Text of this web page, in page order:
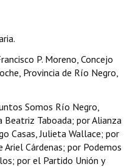
Registro
P. Moreno, Concejo
Provincia de Río Negro,
Somos Río Negro,
Beatriz Taboada; por Alianza
Casas, Julieta Wallace; por
Ariel Cárdenas; por Podemos
por el Partido Unión y